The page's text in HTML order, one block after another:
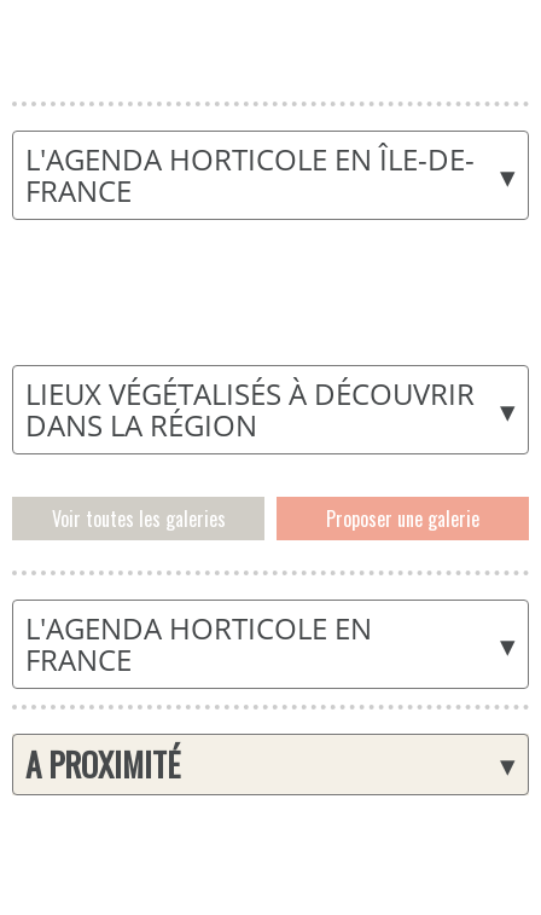
▾
L'AGENDA HORTICOLE EN ÎLE-DE-
FRANCE
▾
LIEUX VÉGÉTALISÉS À DÉCOUVRIR
DANS LA RÉGION
Voir toutes les galeries Proposer une galerie
▾
L'AGENDA HORTICOLE EN
FRANCE
▾
A PROXIMITÉ